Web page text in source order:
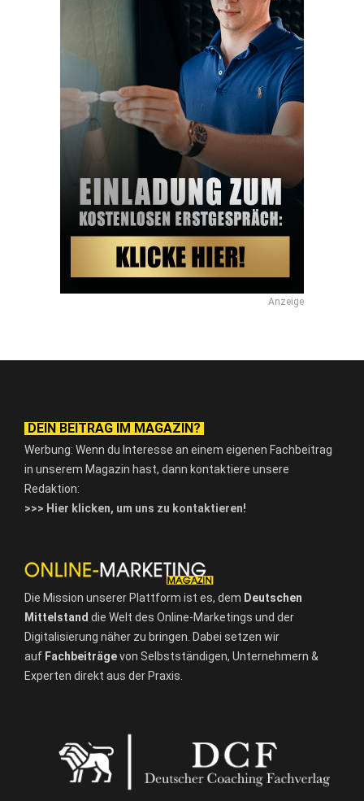
Anzeige
DEIN BEITRAG IM MAGAZIN?
Werbung: Wenn du Interesse an einem eigenen Fachbeitrag
in unserem Magazin hast, dann kontaktiere unsere
Redaktion:
>>> Hier klicken, um uns zu kontaktieren!
Die Mission unserer Plattform ist es, dem Deutschen
Mittelstand die Welt des Online-Marketings und der
Digitalisierung näher zu bringen. Dabei setzen wir
auf Fachbeiträgevon Selbstständigen, Unternehmern &
Experten direkt aus der Praxis.